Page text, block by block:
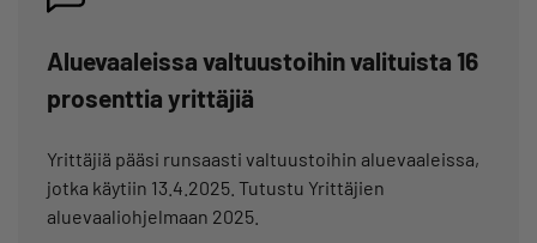
Aluevaaleissa valtuustoihin valituista 16
prosenttia yrittäjiä
Yrittäjiä pääsi runsaasti valtuustoihin aluevaaleissa,
jotka käytiin 13.4.2025. Tutustu Yrittäjien
aluevaaliohjelmaan 2025.